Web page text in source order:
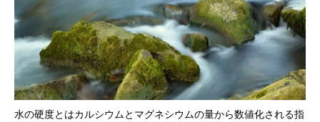
水の硬度とはカルシウムとマグネシウムの量から数値化される指